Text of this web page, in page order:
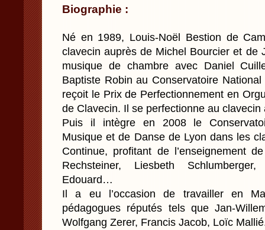
Biographie :
Né en 1989, Louis-Noël Bestion de
clavecin auprès de Michel Bourcier et de
musique de chambre avec Daniel
Baptiste Robin au Conservatoire
reçoit le Prix de Perfectionnement en
de Clavecin. Il se perfectionne au
Puis il intègre en 2008 le
Musique et de Danse de Lyon dans les
Continue, profitant de l’enseignement
Rechsteiner, Liesbeth
Edouard…
Il a eu l’occasion de travailler en
pédagogues réputés tels que Jan-
Wolfgang Zerer, Francis Jacob, Loïc